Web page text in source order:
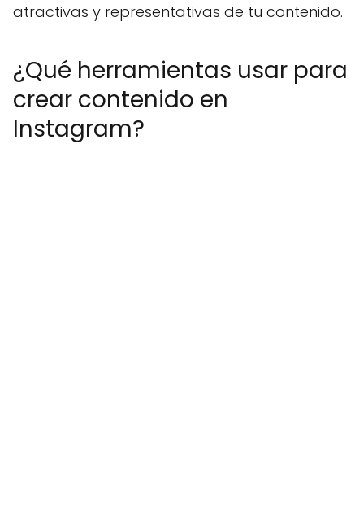
atractivas y representativas de tu contenido.
¿Qué herramientas usar para
crear contenido en
Instagram?